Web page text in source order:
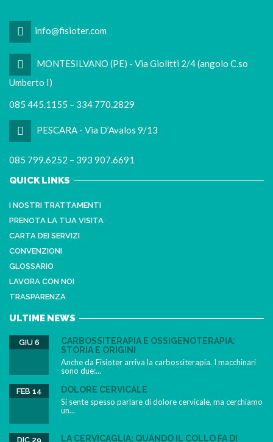
info@fisioter.com
MONTESILVANO (PE) - Via Giolitti 2/4 (angolo C.so
Umberto I)
085 445.1155 – 334 770.2829
PESCARA - Via D’Avalos 9/13
085 799.6252 – 393 907.6691
QUICK LINKS
I NOSTRI TRATTAMENTI
PRENOTA LA TUA VISITA
CARTA DEI SERVIZI
CONVENZIONI
GLOSSARIO
LAVORA CON NOI
TRASPARENZA
ULTIME NEWS
CARBOSSITERAPIA E OSSIGENOTERAPIA:
STORIA E ORIGINI
GIU 6
Anche da Fisioter arriva la carbossiterapia. I macchinari
sono due:...
DOLORE CERVICALE
FEB 14
Si sente spesso parlare di dolore cervicale, ma cerchiamo
un...
LA CERVICAGLIA: QUANDO IL COLLO FA DI
DIC 29